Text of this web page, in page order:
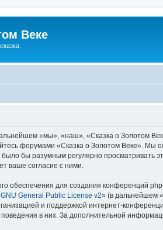
Веке
«мы», «наш», «Сказка о Золотом
форумами «Сказка о Золотом Веке». Мы
бы разумным регулярно просматривать
ваше согласие с ними.
обеспечения для создания конференций
GNU General Public License v2» (в дальнейшем
и поддержкой интернет-
в них. За дополнительной